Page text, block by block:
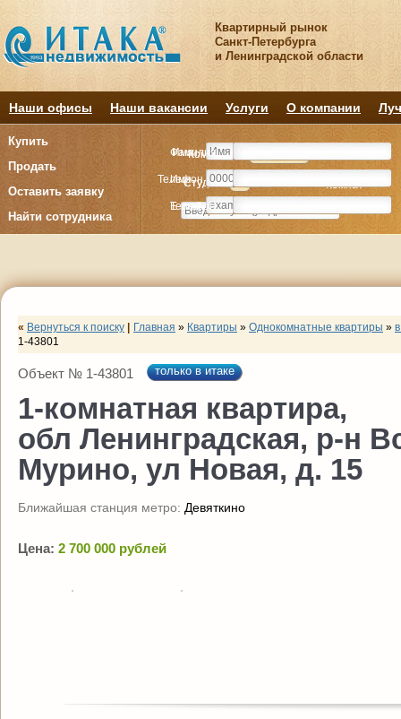
Квартирный рынок
Санкт-Петербурга
и Ленинградской области
Наши офисы Наши вакансии Услуги О компании
Купить
Продать
Оставить заявку
Найти сотрудника
Комнату
Студия Комнат
Комнату
Студия Комнат
Имя
Телефон
E-mail
Фамилия
Имя
Телефон
« Вернуться к поиску Главная » Квартиры » Однокомнатные квартиры »
1-43801
Объект № 1-43801 только в итаке
1-комнатная квартира,
обл Ленинградская, р-н
Мурино, ул Новая, д. 15
Ближайшая станция метро: Девяткино
Цена: 2 700 000 рублей